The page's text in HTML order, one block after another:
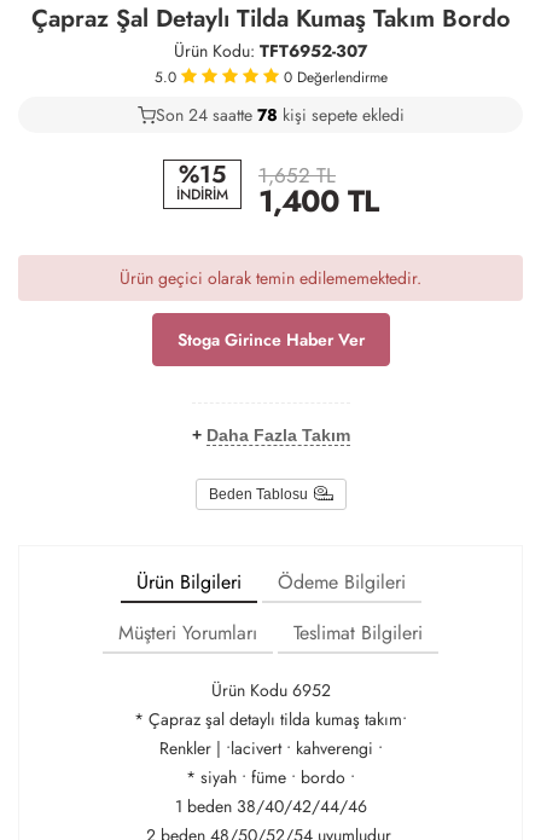
Çapraz Şal Detaylı Tilda Kumaş Takım Bordo
Ürün Kodu: TFT6952-307
5.0 0 Değerlendirme
41
Son 24 saatte 80 kişi sepete ekledi
19
%15
İNDİRİM
1,652 TL
1,400TL
Ürün geçici olarak temin edilememektedir.
Stoga Girince Haber Ver
+ Daha Fazla Takım
Beden Tablosu
Ürün Bilgileri
Ödeme Bilgileri
Müşteri Yorumları
Teslimat Bilgileri
Ürün Kodu 6952
* Çapraz şal detaylı tilda kumaş takım•
Renkler | •lacivert • kahverengi •
* siyah • füme • bordo •
1 beden 38/40/42/44/46